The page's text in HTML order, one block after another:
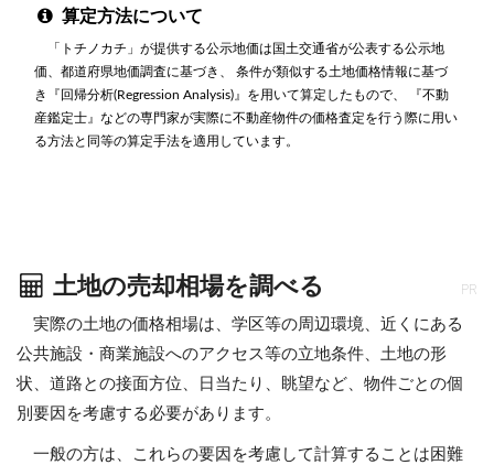
算定方法について
「トチノカチ」が提供する公示地価は国土交通省が公表する公示地
価、都道府県地価調査に基づき、 条件が類似する土地価格情報に基づ
き『回帰分析(Regression Analysis)』を用いて算定したもので、 『不動
産鑑定士』などの専門家が実際に不動産物件の価格査定を行う際に用い
る方法と同等の算定手法を適用しています。
土地の売却相場を調べる PR
実際の土地の価格相場は、学区等の周辺環境、近くにある
公共施設・商業施設へのアクセス等の立地条件、土地の形
状、道路との接面方位、日当たり、眺望など、物件ごとの個
別要因を考慮する必要があります。
一般の方は、これらの要因を考慮して計算することは困難